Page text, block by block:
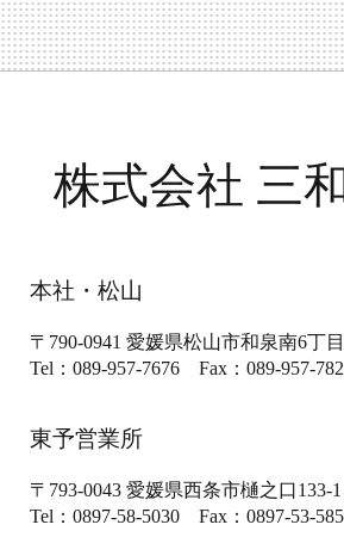
株式会社 三
本社・松山
〒790-0941 愛媛県松山市和泉南6丁
Tel：089-957-7676 Fax：089-957-
東予営業所
〒793-0043 愛媛県西条市樋之口133-1
Tel：0897-58-5030 Fax：0897-53-